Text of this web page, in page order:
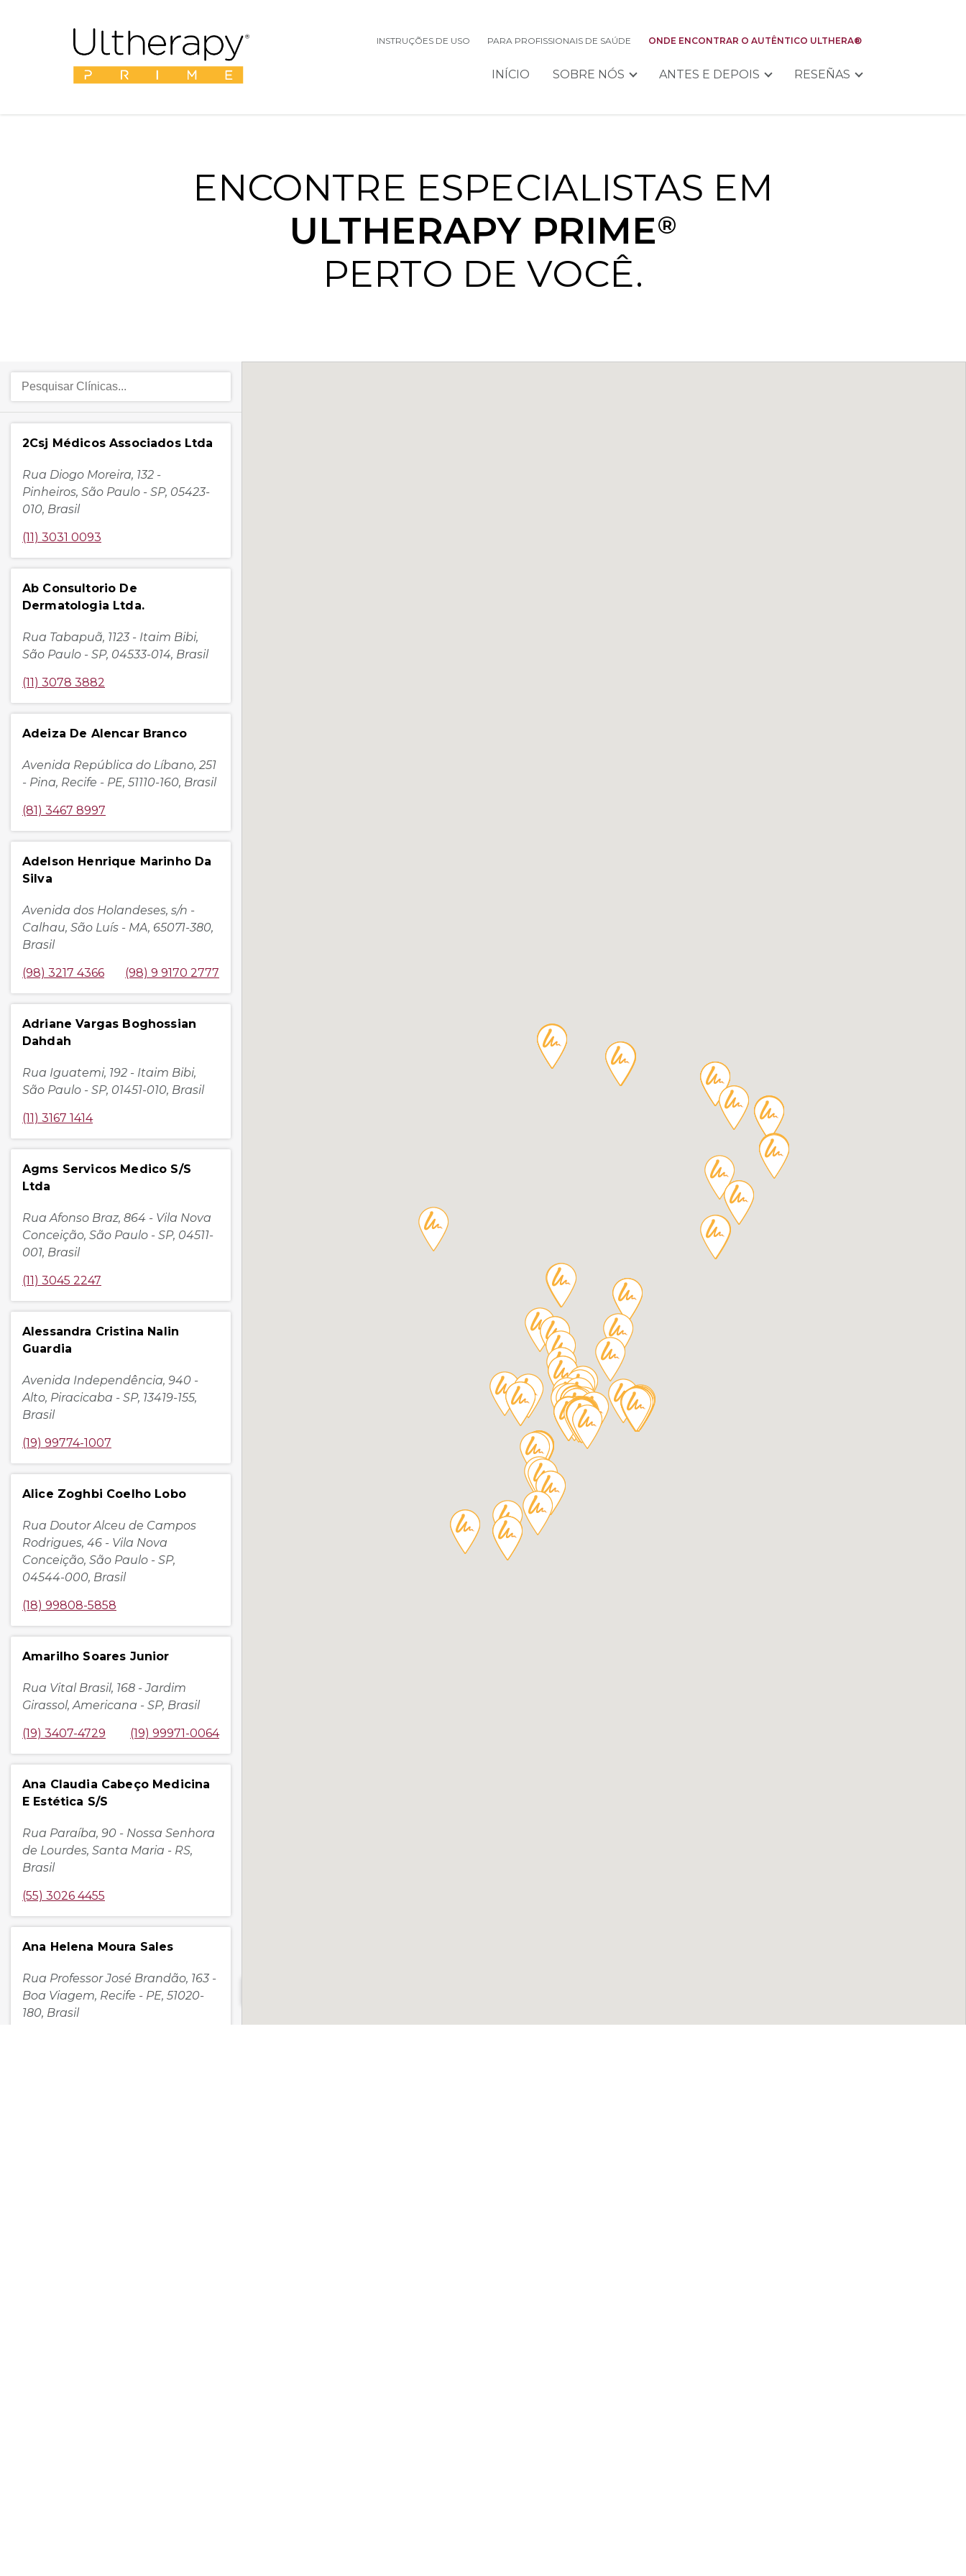
INSTRUÇÕES DE USO PARA PROFISSIONAIS DE SAÚDE ONDE ENCONTRAR O AUTÊNTICO ULTHERA®
INÍCIO SOBRE NÓS ANTES E DEPOIS RESEÑAS
ENCONTRE ESPECIALISTAS EM
ULTHERAPY PRIME®
PERTO DE VOCÊ.
2Csj Médicos Associados Ltda
Rua Diogo Moreira, 132 -
Pinheiros, São Paulo - SP, 05423-
010, Brasil
(11) 3031 0093
Ab Consultorio De
Dermatologia Ltda.
Rua Tabapuã, 1123 - Itaim Bibi,
São Paulo - SP, 04533-014, Brasil
(11) 3078 3882
Adeiza De Alencar Branco
Avenida República do Líbano, 251
- Pina, Recife - PE, 51110-160, Brasil
(81) 3467 8997
Adelson Henrique Marinho Da
Silva
Avenida dos Holandeses, s/n -
Calhau, São Luís - MA, 65071-380,
Brasil
(98) 3217 4366 (98) 9 9170 2777
Adriane Vargas Boghossian
Dahdah
Rua Iguatemi, 192 - Itaim Bibi,
São Paulo - SP, 01451-010, Brasil
(11) 3167 1414
Agms Servicos Medico S/S
Ltda
Rua Afonso Braz, 864 - Vila Nova
Conceição, São Paulo - SP, 04511-
001, Brasil
(11) 3045 2247
Alessandra Cristina Nalin
Guardia
Avenida Independência, 940 -
Alto, Piracicaba - SP, 13419-155,
Brasil
(19) 99774-1007
Alice Zoghbi Coelho Lobo
Rua Doutor Alceu de Campos
Rodrigues, 46 - Vila Nova
Conceição, São Paulo - SP,
04544-000, Brasil
(18) 99808-5858
Amarilho Soares Junior
Rua Vital Brasil, 168 - Jardim
Girassol, Americana - SP, Brasil
(19) 3407-4729 (19) 99971-0064
Ana Claudia Cabeço Medicina
E Estética S/S
Rua Paraíba, 90 - Nossa Senhora
de Lourdes, Santa Maria - RS,
Brasil
(55) 3026 4455
Ana Helena Moura Sales
Rua Professor José Brandão, 163 -
Boa Viagem, Recife - PE, 51020-
180, Brasil